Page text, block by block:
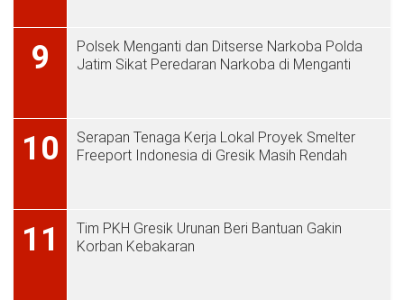
9
Polsek Menganti dan Ditserse Narkoba Polda
Jatim Sikat Peredaran Narkoba di Menganti
10
Serapan Tenaga Kerja Lokal Proyek Smelter
Freeport Indonesia di Gresik Masih Rendah
11
Tim PKH Gresik Urunan Beri Bantuan Gakin
Korban Kebakaran